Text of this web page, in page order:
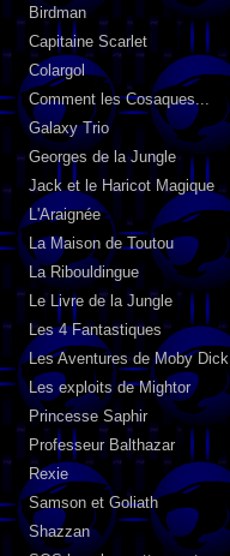
Birdman
Capitaine Scarlet
Colargol
Comment les Cosaques...
Galaxy Trio
Georges de la Jungle
Jack et le Haricot Magique
L'Araignée
La Maison de Toutou
La Ribouldingue
Le Livre de la Jungle
Les 4 Fantastiques
Les Aventures de Moby Dick
Les exploits de Mightor
Princesse Saphir
Professeur Balthazar
Rexie
Samson et Goliath
Shazzan